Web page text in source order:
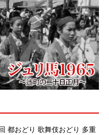
都おどり 歌舞伎おどり 多重